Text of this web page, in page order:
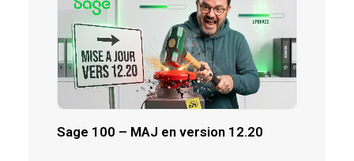
Sage 100 – MAJ en version 12.20